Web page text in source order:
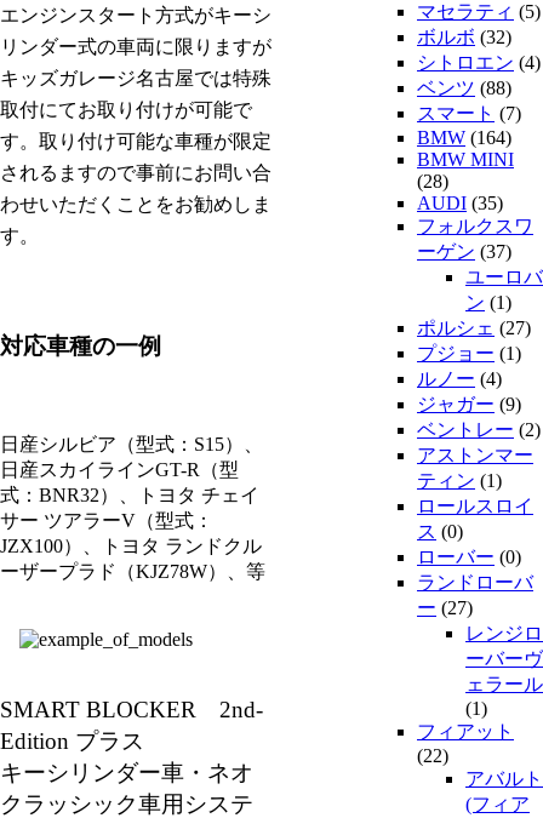
エンジンスタート方式がキーシ
リンダー式の車両に限りますが
キッズガレージ名古屋では特殊
取付にてお取り付けが可能で
す。取り付け可能な車種が限定
されるますので事前にお問い合
わせいただくことをお勧めしま
す。
対応車種の一例
日産シルビア（型式：S15）、
日産スカイラインGT-R（型
式：BNR32）、トヨタ チェイ
サー ツアラーV（型式：
JZX100）、トヨタ ランドクル
ーザープラド（KJZ78W）、等
SMART BLOCKER 2nd-
Edition プラス
キーシリンダー車・ネオ
クラッシック車用システ
マセラティ (5)
ボルボ (32)
シトロエン (4)
ベンツ (88)
スマート (7)
BMW (164)
BMW MINI
(28)
AUDI (35)
フォルクスワ
ーゲン (37)
ユーロバ
ン (1)
ポルシェ (27)
プジョー (1)
ルノー (4)
ジャガー (9)
ベントレー (2)
アストンマー
ティン (1)
ロールスロイ
ス (0)
ローバー (0)
ランドローバ
ー (27)
レンジロ
ーバーヴ
ェラール
(1)
フィアット
(22)
アバルト
(フィア